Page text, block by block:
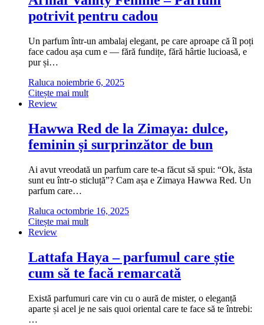
potrivit pentru cadou
Un parfum într-un ambalaj elegant, pe care aproape că îl poți
face cadou așa cum e — fără fundițe, fără hârtie lucioasă, e
pur și…
Raluca noiembrie 6, 2025
Citește mai mult
Review
Hawwa Red de la Zimaya: dulce,
feminin și surprinzător de bun
Ai avut vreodată un parfum care te-a făcut să spui: “Ok, ăsta
sunt eu într-o sticluță”? Cam așa e Zimaya Hawwa Red. Un
parfum care…
Raluca octombrie 16, 2025
Citește mai mult
Review
Lattafa Haya – parfumul care știe
cum să te facă remarcată
Există parfumuri care vin cu o aură de mister, o eleganță
aparte și acel je ne sais quoi oriental care te face să te întrebi:
…